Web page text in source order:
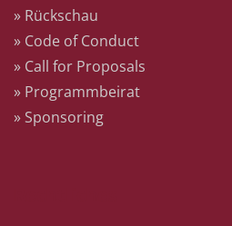
» Rückschau
» Code of Conduct
» Call for Proposals
» Programmbeirat
» Sponsoring